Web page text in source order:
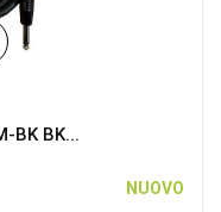
BK BK...
NUOVO